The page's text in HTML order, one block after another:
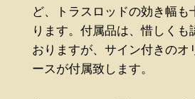
ど、トラスロッドの効き幅も
ります。付属品は、惜しくも
おりますが、サイン付きのオ
ースが付属致します。